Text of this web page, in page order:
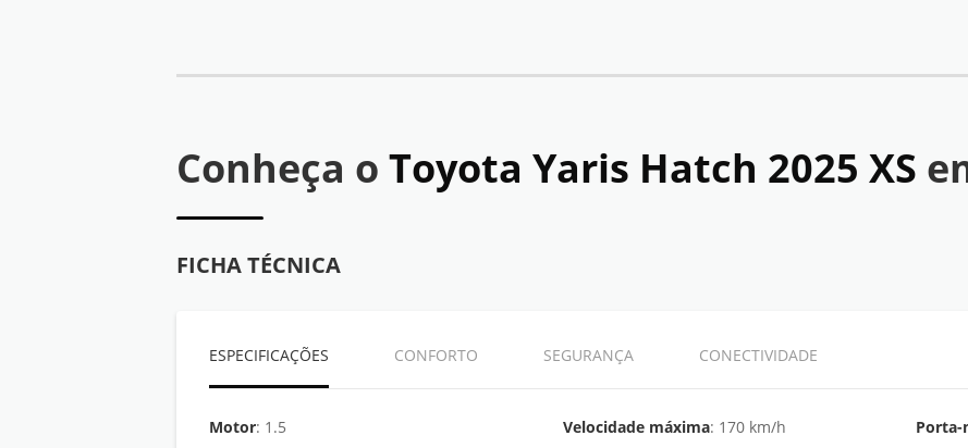
Conheça o Toyota Yaris Hatch 2025 XS
FICHA TÉCNICA
ESPECIFICAÇÕES CONFORTO SEGURANÇA CONECTIVIDADE
Motor : 1.5
Velocidade máxima : 170 km/h
Porta-